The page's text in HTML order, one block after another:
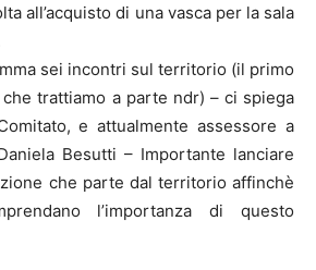
all’acquisto di una vasca per la sala
sei incontri sul territorio (il primo
trattiamo a parte ndr) – ci spiega
e attualmente assessore a
Besutti – Importante lanciare
che parte dal territorio affinchè
l’importanza di questo